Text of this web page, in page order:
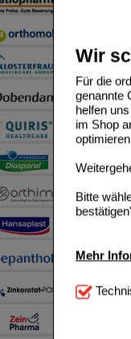
Wir
Für die
genannte
helfen
im Shop
Bitte
Mehr